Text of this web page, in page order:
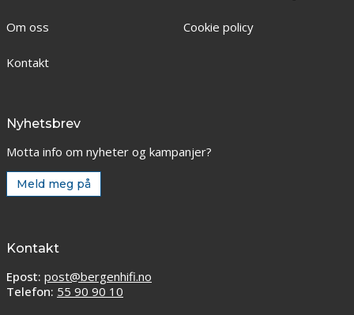
Om oss
Kontakt
Cookie policy
Nyhetsbrev
Motta info om nyheter og kampanjer?
Meld meg på
Kontakt
Epost: post@bergenhifi.no
Telefon: 55 90 90 10